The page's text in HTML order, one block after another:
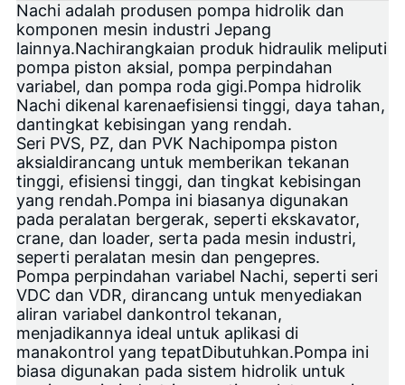
Nachi adalah produsen pompa hidrolik dan
komponen mesin industri Jepang
lainnya.Nachirangkaian produk hidraulik meliputi
pompa piston aksial, pompa perpindahan
variabel, dan pompa roda gigi.Pompa hidrolik
Nachi dikenal karenaefisiensi tinggi, daya tahan,
dantingkat kebisingan yang rendah.
Seri PVS, PZ, dan PVK Nachipompa piston
aksialdirancang untuk memberikan tekanan
tinggi, efisiensi tinggi, dan tingkat kebisingan
yang rendah.Pompa ini biasanya digunakan
pada peralatan bergerak, seperti ekskavator,
crane, dan loader, serta pada mesin industri,
seperti peralatan mesin dan pengepres.
Pompa perpindahan variabel Nachi, seperti seri
VDC dan VDR, dirancang untuk menyediakan
aliran variabel dankontrol tekanan,
menjadikannya ideal untuk aplikasi di
manakontrol yang tepatDibutuhkan.Pompa ini
biasa digunakan pada sistem hidrolik untuk